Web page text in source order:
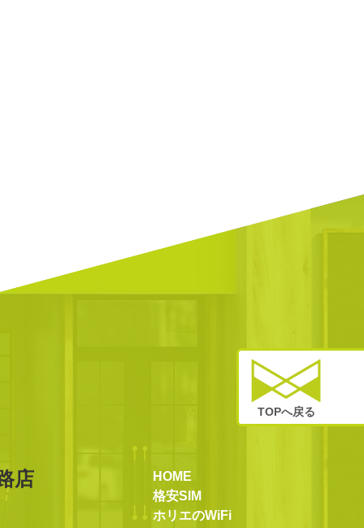
店
HOME
格安SIM
ホリエのWiFi
TOPへ戻る